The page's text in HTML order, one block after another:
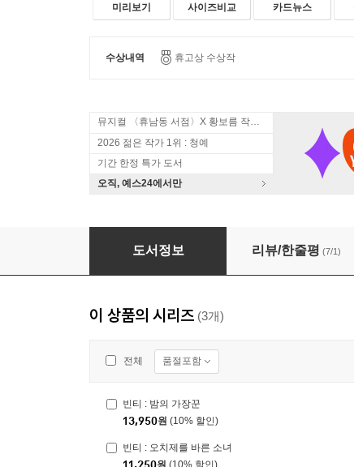
미리보기 사이즈비교 카드뉴스
수상내역 휴고상 수상작
2026 젊은 작가 1위 : 청예
기간 한정 특가 도서
오직, 예스24에서만
빈티 : 오치제를 바른 소녀
도서정보 리뷰/한줄평 (7/1)
이 상품의 시리즈 (3개)
전체 품절포함
빈티 : 밤의 가장꾼
13,950원 (10% 할인)
빈티 : 오치제를 바른 소녀
11,250원 (10% 할인)